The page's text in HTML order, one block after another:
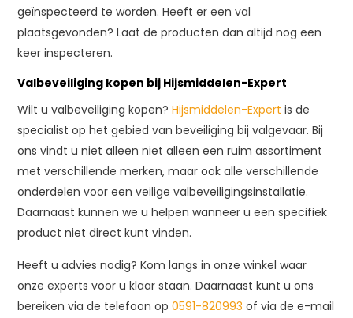
geïnspecteerd te worden. Heeft er een val
plaatsgevonden? Laat de producten dan altijd nog een
keer inspecteren.
Valbeveiliging kopen bij Hijsmiddelen-Expert
Wilt u valbeveiliging kopen?Hijsmiddelen-Expert is de
specialist op het gebied van beveiliging bij valgevaar. Bij
ons vindt u niet alleen niet alleen een ruim assortiment
met verschillende merken, maar ook alle verschillende
onderdelen voor een veilige valbeveiligingsinstallatie.
Daarnaast kunnen we u helpen wanneer u een specifiek
product niet direct kunt vinden.
Heeft u advies nodig? Kom langs in onze winkel waar
onze experts voor u klaar staan. Daarnaast kunt u ons
bereiken via de telefoon op0591-820993 of via de e-mail